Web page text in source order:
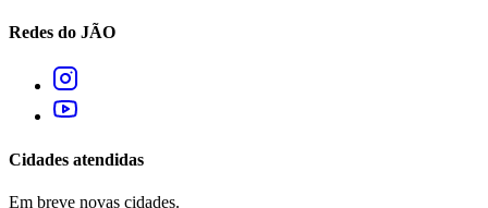
Redes do JÃO
Cidades atendidas
Em breve novas cidades.